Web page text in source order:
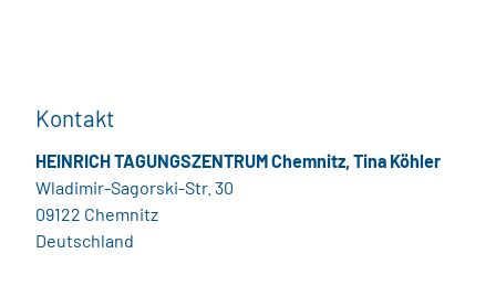
Kontakt
HEINRICH TAGUNGSZENTRUM Chemnitz, Tina Köhler
Wladimir-Sagorski-Str. 30
09122 Chemnitz
Deutschland